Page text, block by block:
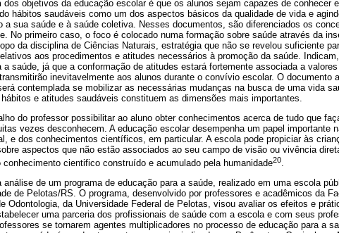
objetivos da educação escolar é que os alunos sejam capazes de conhecer
hábitos saudáveis como um dos aspectos básicos da qualidade de vida e
a sua saúde e à saúde coletiva. Nesses documentos, são diferenciados os
No primeiro caso, o foco é colocado numa formação sobre saúde através da
da disciplina de Ciências Naturais, estratégia que não se revelou suficiente
aos procedimentos e atitudes necessários à promoção da saúde.
a saúde, já que a conformação de atitudes estará fortemente associada a
inevitavelmente aos alunos durante o convívio escolar. O documento
contemplada se mobilizar as necessárias mudanças na busca de uma vida
e atitudes saudáveis constituem as dimensões mais importantes.
do professor possibilitar ao aluno obter conhecimentos acerca de tudo que
vezes desconhecem. A educação escolar desempenha um papel importante
e dos conhecimentos científicos, em particular. A escola pode propiciar às
aspectos que não estão associados ao seu campo de visão ou vivência
cientifico construído e acumulado pela humanidade20
análise de um programa de educação para a saúde, realizado em uma escola
de Pelotas/RS. O programa, desenvolvido por professores e acadêmicos da
Odontologia, da Universidade Federal de Pelotas, visou avaliar os efeitos e
uma parceria dos profissionais de saúde com a escola e com seus
se tornarem agentes multiplicadores no processo de educação para a